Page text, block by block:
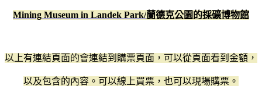
Mining Museum in Landek Park/蘭德克公園的採礦博物館
以上有連結頁面的會連結到購票頁面，可以從頁面看到金額，
以及包含的內容。可以線上買票，也可以現場購票。